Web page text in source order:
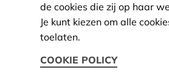
de cookies die zij op haar
Je kunt kiezen om alle
toelaten.
COOKIE POLICY